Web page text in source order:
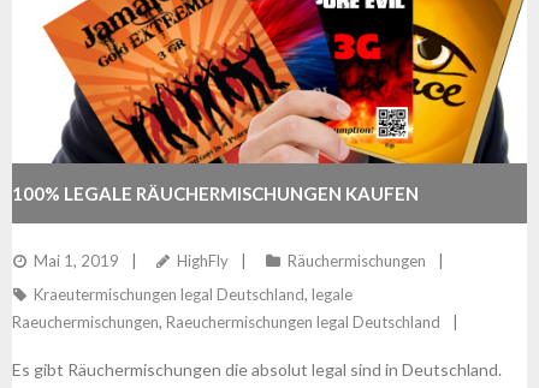
100% LEGALE RÄUCHERMISCHUNGEN KAUFEN
Mai 1, 2019 HighFly
Räuchermischungen
Kraeutermischungen legal Deutschland, legale
Raeuchermischungen, Raeuchermischungen legal Deutschland
Es gibt Räuchermischungen die absolut legal sind in Deutschland.